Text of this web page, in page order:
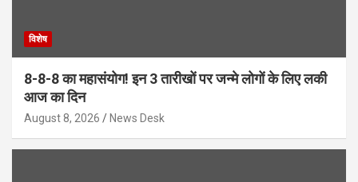
विशेष
8-8-8 का महासंयोग! इन 3 तारीखों पर जन्मे लोगों के लिए लकी
आज का दिन
August 8, 2026 News Desk